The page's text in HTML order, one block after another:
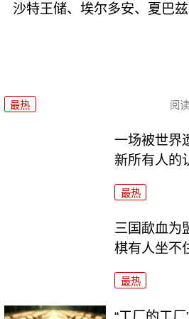
沙特王储、埃尔多安、夏巴
最热 阅读
一场被世界
新所有人的
最热
三国歃血为
棋有人坐不
最热